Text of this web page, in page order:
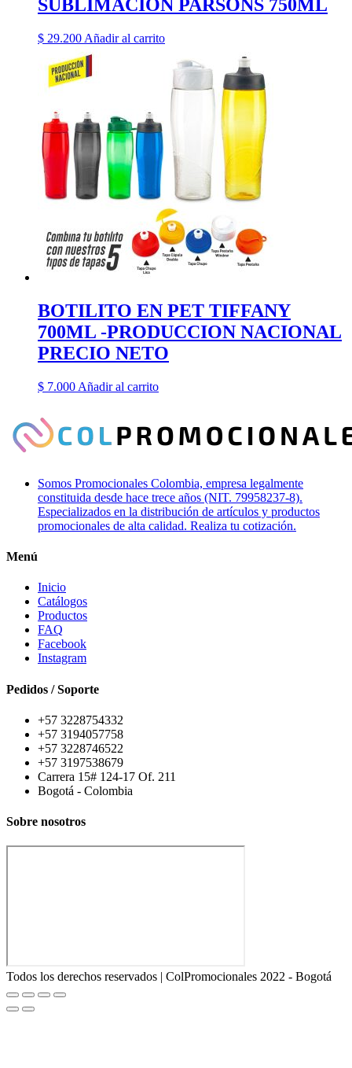
SUBLIMACION PARSONS 750ML
$ 29.200 Añadir al carrito
BOTILITO EN PET TIFFANY
700ML -PRODUCCION NACIONAL
PRECIO NETO
$ 7.000 Añadir al carrito
Somos Promocionales Colombia, empresa legalmente
constituida desde hace trece años (NIT. 79958237-8).
Especializados en la distribución de artículos y productos
promocionales de alta calidad. Realiza tu cotización.
Menú
Inicio
Catálogos
Productos
FAQ
Facebook
Instagram
Pedidos / Soporte
+57 3228754332
+57 3194057758
+57 3228746522
+57 3197538679
Carrera 15# 124-17 Of. 211
Bogotá - Colombia
Sobre nosotros
Todos los derechos reservados | ColPromocionales 2022 - Bogotá